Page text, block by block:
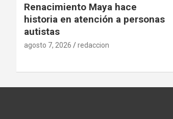
Renacimiento Maya hace
historia en atención a personas
autistas
agosto 7, 2026 redaccion